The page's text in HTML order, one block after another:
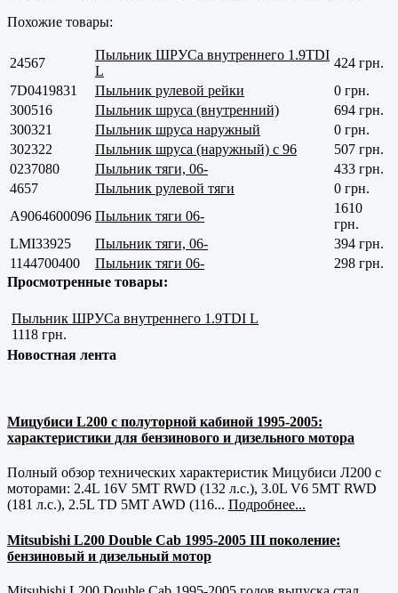
Похожие товары:
24567
Пыльник ШРУСа внутреннего 1.9TDI
L
424 грн.
7D0419831
Пыльник рулевой рейки
0 грн.
300516
Пыльник шруса (внутренний)
694 грн.
300321
Пыльник шруса наружный
0 грн.
302322
Пыльник шруса (наружный) с 96
507 грн.
0237080
Пыльник тяги, 06-
433 грн.
4657
Пыльник рулевой тяги
0 грн.
A9064600096 Пыльник тяги 06-
1610
грн.
LMI33925
Пыльник тяги, 06-
394 грн.
1144700400
Пыльник тяги 06-
298 грн.
Просмотренные товары:
Пыльник ШРУСа внутреннего 1.9TDI L
1118 грн.
Новостная лента
Мицубиси L200 с полуторной кабиной 1995-2005:
характеристики для бензинового и дизельного мотора
Полный обзор технических характеристик Мицубиси Л200 с
моторами: 2.4L 16V 5MT RWD (132 л.с.), 3.0L V6 5MT RWD
(181 л.с.), 2.5L TD 5MT AWD (116... Подробнее...
Mitsubishi L200 Double Cab 1995-2005 III поколение:
бензиновый и дизельный мотор